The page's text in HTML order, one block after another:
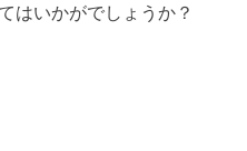
はいかがでしょうか？